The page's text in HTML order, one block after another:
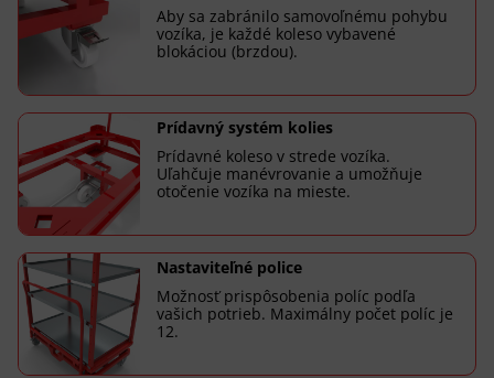
Aby sa zabránilo samovoľnému pohybu
vozíka, je každé koleso vybavené
blokáciou (brzdou).
Prídavný systém kolies
Prídavné koleso v strede vozíka.
Uľahčuje manévrovanie a umožňuje
otočenie vozíka na mieste.
Nastaviteľné police
Možnosť prispôsobenia políc podľa
vašich potrieb. Maximálny počet políc je
12.